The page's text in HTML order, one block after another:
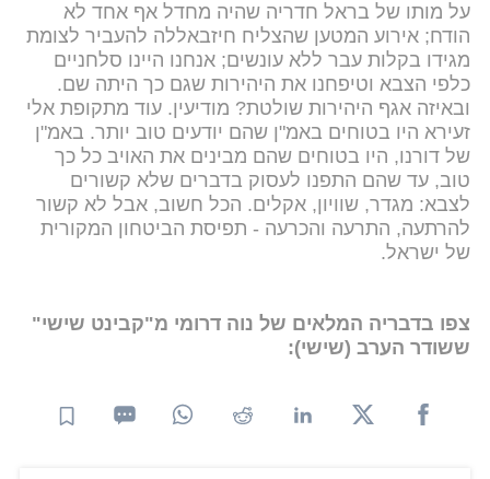
על מותו של בראל חדריה שהיה מחדל אף אחד לא
הודח; אירוע המטען שהצליח חיזבאללה להעביר לצומת
מגידו בקלות עבר ללא עונשים; אנחנו היינו סלחניים
כלפי הצבא וטיפחנו את היהירות שגם כך היתה שם.
ובאיזה אגף היהירות שולטת? מודיעין. עוד מתקופת אלי
זעירא היו בטוחים באמ"ן שהם יודעים טוב יותר. באמ"ן
של דורנו, היו בטוחים שהם מבינים את האויב כל כך
טוב, עד שהם התפנו לעסוק בדברים שלא קשורים
לצבא: מגדר, שוויון, אקלים. הכל חשוב, אבל לא קשור
להרתעה, התרעה והכרעה - תפיסת הביטחון המקורית
של ישראל.
צפו בדבריה המלאים של נוה דרומי מ"קבינט שישי"
ששודר הערב (שישי):